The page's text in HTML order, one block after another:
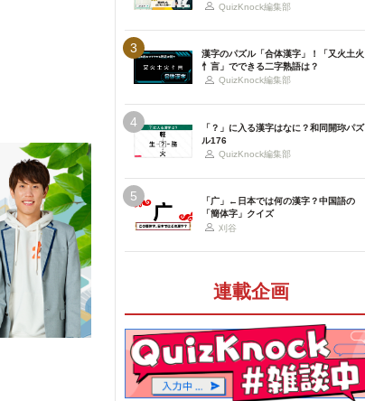
QuizKnock編集部
3
漢字のパズル「合体漢字」！「又火土火
忄言」でできる二字熟語は？
QuizKnock編集部
4
「？」に入る漢字はなに？和同開珎パズ
ル176
QuizKnock編集部
5
「广」←日本では何の漢字？中国語の
「簡体字」クイズ
刈谷
連載企画